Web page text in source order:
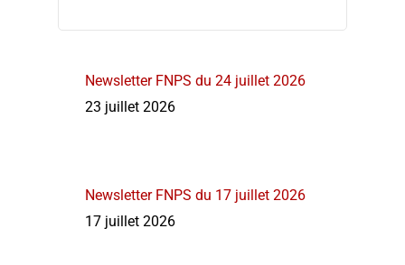
Newsletter FNPS du 24 juillet 2026
23 juillet 2026
Newsletter FNPS du 17 juillet 2026
17 juillet 2026